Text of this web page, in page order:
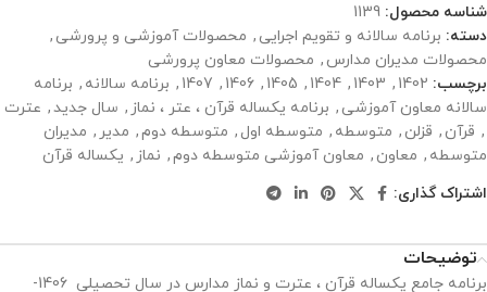
شناسه محصول: 1139
دسته: برنامه سالانه و تقویم اجرایی , محصولات آموزشی و پرورشی ,
محصولات مدیران مدارس , محصولات معاون پرورشی
برچسب: 1402
,
1403
,
1404
,
1405
,
1406
,
1407
, برنامه سالانه , برنامه
سالانه معاون آموزشی , برنامه یکساله قرآن ، عتر ، نماز , سال جديد, عترت
, قرآن , قزلن , متوسطه , متوسطه اول , متوسطه دوم, مدیر , مدیران
متوسطه , معاون , معاون آموزشی متوسطه دوم, نماز , یکساله قرآن
اشتراک گذاری:
توضیحات
برنامه جامع یکساله قرآن ، عترت و نماز مدارس در سال تحصیلی 1406-